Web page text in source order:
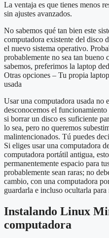
La ventaja es que tienes menos
sin ajustes avanzados.
No sabemos qué tan bien este
computadora existente del disco
el nuevo sistema operativo.
probablemente no sea tan
sabemos, preferimos la laptop
Otras opciones – Tu propia
usada
Usar una computadora usada no
desconocemos el
si borrar un disco es suficiente
lo sea, pero no queremos
malintencionados. Tú puedes
Si eliges usar una computadora
computadora portátil antigua,
permanentemente espacio para
probablemente sean raras; no
cambio, con una computadora
guardarla e incluso ocultarla
Instalando Linux
computadora